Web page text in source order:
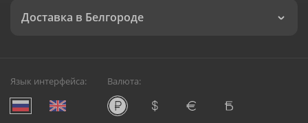
Доставка в Белгороде
Язык интерфейса: Валюта: